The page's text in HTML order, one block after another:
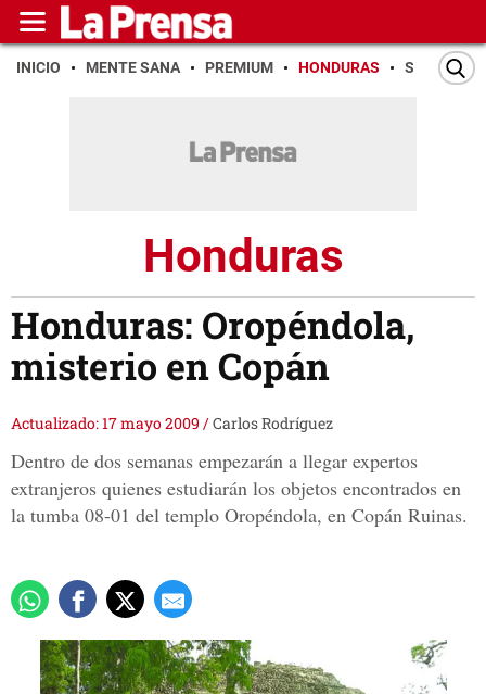
INICIO MENTE SANA PREMIUM HONDURAS SAN PEDRO
Honduras
Honduras: Oropéndola,
misterio en Copán
Actualizado: 17 mayo 2009 /Carlos Rodríguez
Dentro de dos semanas empezarán a llegar expertos
extranjeros quienes estudiarán los objetos encontrados en
la tumba 08-01 del templo Oropéndola, en Copán Ruinas.